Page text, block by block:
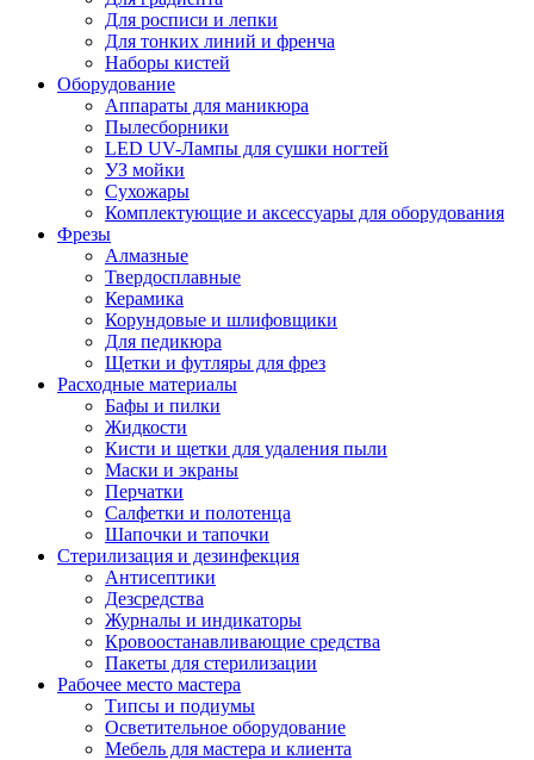
Для росписи и лепки
Для тонких линий и френча
Наборы кистей
Оборудование
Аппараты для маникюра
Пылесборники
LED UV-Лампы для сушки ногтей
УЗ мойки
Сухожары
Комплектующие и аксессуары для оборудования
Фрезы
Алмазные
Твердосплавные
Керамика
Корундовые и шлифовщики
Для педикюра
Щетки и футляры для фрез
Расходные материалы
Бафы и пилки
Жидкости
Кисти и щетки для удаления пыли
Маски и экраны
Перчатки
Салфетки и полотенца
Шапочки и тапочки
Стерилизация и дезинфекция
Антисептики
Дезсредства
Журналы и индикаторы
Кровоостанавливающие средства
Пакеты для стерилизации
Рабочее место мастера
Типсы и подиумы
Осветительное оборудование
Мебель для мастера и клиента